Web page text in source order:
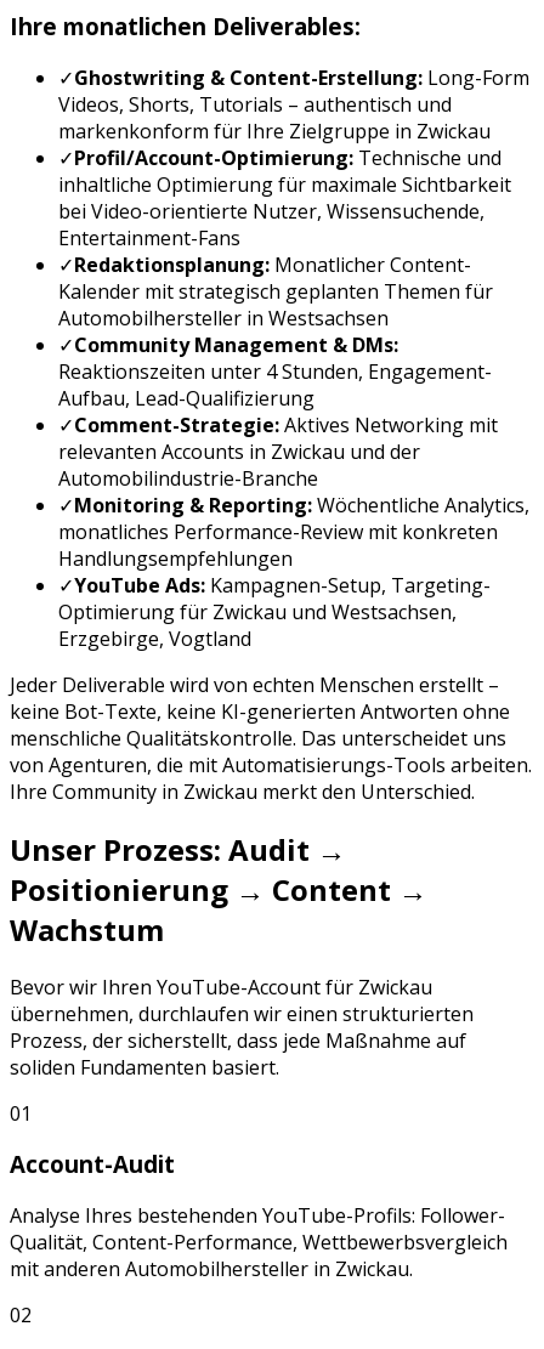
Ihre monatlichen Deliverables:
✓Ghostwriting & Content-Erstellung: Long-Form
Videos, Shorts, Tutorials – authentisch und
markenkonform für Ihre Zielgruppe in Zwickau
✓Profil/Account-Optimierung: Technische und
inhaltliche Optimierung für maximale Sichtbarkeit
bei Video-orientierte Nutzer, Wissensuchende,
Entertainment-Fans
✓Redaktionsplanung: Monatlicher Content-
Kalender mit strategisch geplanten Themen für
Automobilhersteller in Westsachsen
✓Community Management & DMs:
Reaktionszeiten unter 4 Stunden, Engagement-
Aufbau, Lead-Qualifizierung
✓Comment-Strategie:Aktives Networking mit
relevanten Accounts in Zwickau und der
Automobilindustrie-Branche
✓Monitoring & Reporting:Wöchentliche Analytics,
monatliches Performance-Review mit konkreten
Handlungsempfehlungen
✓YouTube Ads: Kampagnen-Setup, Targeting-
Optimierung für Zwickau und Westsachsen,
Erzgebirge, Vogtland
Jeder Deliverable wird von echten Menschen erstellt –
keine Bot-Texte, keine KI-generierten Antworten ohne
menschliche Qualitätskontrolle. Das unterscheidet uns
von Agenturen, die mit Automatisierungs-Tools arbeiten.
Ihre Community in Zwickau merkt den Unterschied.
Unser Prozess: Audit →
Positionierung → Content →
Wachstum
Bevor wir Ihren YouTube-Account für Zwickau
übernehmen, durchlaufen wir einen strukturierten
Prozess, der sicherstellt, dass jede Maßnahme auf
soliden Fundamenten basiert.
01
Account-Audit
Analyse Ihres bestehenden YouTube-Profils: Follower-
Qualität, Content-Performance, Wettbewerbsvergleich
mit anderen Automobilhersteller in Zwickau.
02